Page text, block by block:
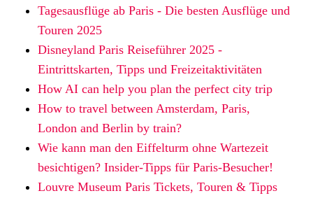
Tagesausflüge ab Paris - Die besten Ausflüge und
Touren 2025
Disneyland Paris Reiseführer 2025 -
Eintrittskarten, Tipps und Freizeitaktivitäten
How AI can help you plan the perfect city trip
How to travel between Amsterdam, Paris,
London and Berlin by train?
Wie kann man den Eiffelturm ohne Wartezeit
besichtigen? Insider-Tipps für Paris-Besucher!
Louvre Museum Paris Tickets, Touren & Tipps